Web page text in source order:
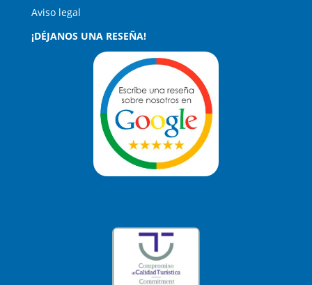
Aviso legal
¡DÉJANOS UNA RESEÑA!